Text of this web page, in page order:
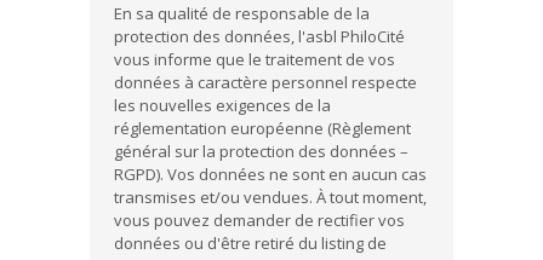
En sa qualité de responsable de la
protection des données, l'asbl PhiloCité
vous informe que le traitement de vos
données à caractère personnel respecte
les nouvelles exigences de la
réglementation européenne (Règlement
général sur la protection des données –
RGPD). Vos données ne sont en aucun cas
transmises et/ou vendues. À tout moment,
vous pouvez demander de rectifier vos
données ou d'être retiré du listing de